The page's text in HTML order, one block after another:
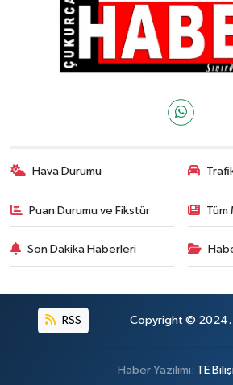
Hava Durumu
Puan Durumu ve Fikstür Tüm
Son Dakika Haberleri
RSS Copyright © 2024.
Haber Yazılımı: TE